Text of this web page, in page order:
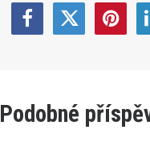
Podobné